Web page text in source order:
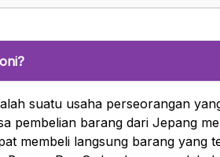
suatu usaha perseorangan
pembelian barang dari Jepang
membeli langsung barang yang